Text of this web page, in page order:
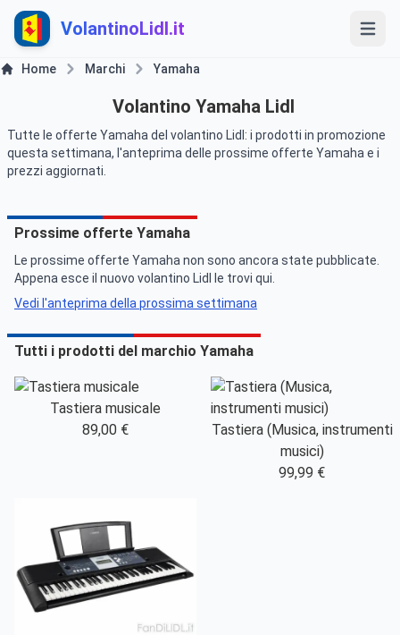
VolantinoLidl.it
Home Marchi Yamaha
Volantino Yamaha Lidl
Tutte le offerte Yamaha del volantino Lidl: i prodotti in promozione
questa settimana, l'anteprima delle prossime offerte Yamaha e i
prezzi aggiornati.
Prossime offerte Yamaha
Le prossime offerte Yamaha non sono ancora state pubblicate.
Appena esce il nuovo volantino Lidl le trovi qui.
Vedi l'anteprima della prossima settimana
Tutti i prodotti del marchio Yamaha
Tastiera musicale
89,00 €
Tastiera (Musica, instrumenti
musici)
99,99 €